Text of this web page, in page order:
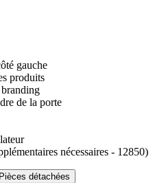
gauche
produits
de la porte
nécessaires - 12850)
Pièces détachées